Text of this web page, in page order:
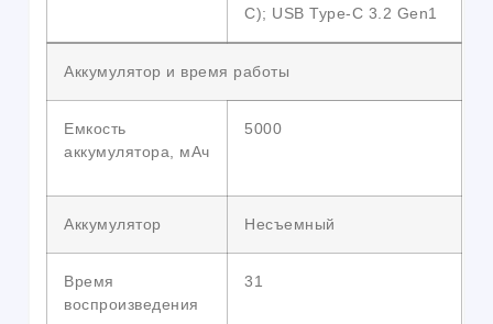
C); USB Type-C 3.2 Gen1
Аккумулятор и время работы
Емкость
аккумулятора, мАч
5000
Аккумулятор Несъемный
Время
воспроизведения
31